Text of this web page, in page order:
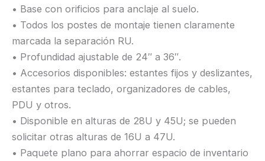
• Base con orificios para anclaje al suelo.
• Todos los postes de montaje tienen claramente
marcada la separación RU.
• Profundidad ajustable de 24″ a 36″.
• Accesorios disponibles: estantes fijos y deslizantes,
estantes para teclado, organizadores de cables,
PDU y otros.
• Disponible en alturas de 28U y 45U; se pueden
solicitar otras alturas de 16U a 47U.
• Paquete plano para ahorrar espacio de inventario